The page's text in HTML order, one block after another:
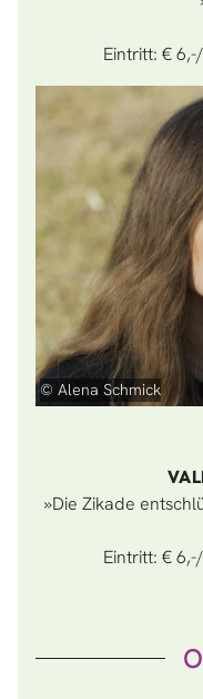
Eintritt: €
© Alena Schmick
»Die Zikade
Eintritt: €